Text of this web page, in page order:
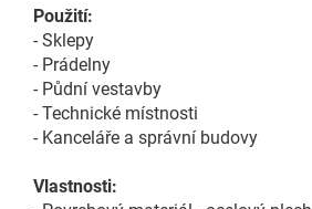
Použití:
- Sklepy
- Prádelny
- Půdní vestavby
- Technické místnosti
- Kanceláře a správní budovy
Vlastnosti: